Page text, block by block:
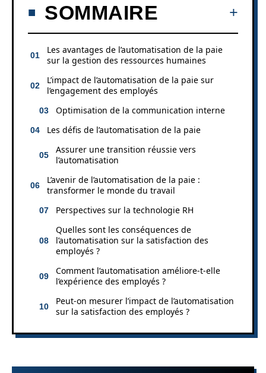
SOMMAIRE
Les avantages de l’automatisation de la paie
sur la gestion des ressources humaines
L’impact de l’automatisation de la paie sur
l’engagement des employés
Optimisation de la communication interne
Les défis de l’automatisation de la paie
Assurer une transition réussie vers
l’automatisation
L’avenir de l’automatisation de la paie :
transformer le monde du travail
Perspectives sur la technologie RH
Quelles sont les conséquences de
l’automatisation sur la satisfaction des
employés ?
Comment l’automatisation améliore-t-elle
l’expérience des employés ?
Peut-on mesurer l’impact de l’automatisation
sur la satisfaction des employés ?